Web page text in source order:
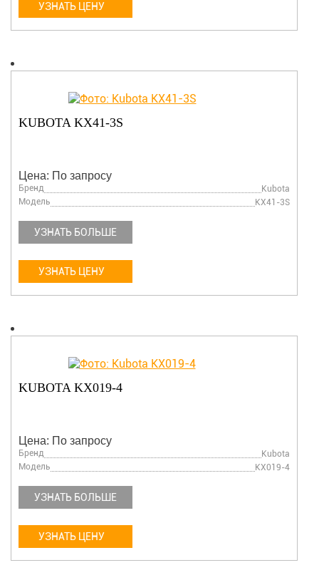
УЗНАТЬ ЦЕНУ
KUBOTA KX41-3S
Цена: По запросу
Бренд
Kubota
Модель
KX41-3S
УЗНАТЬ БОЛЬШЕ
УЗНАТЬ ЦЕНУ
KUBOTA KX019-4
Цена: По запросу
Бренд
Kubota
Модель
KX019-4
УЗНАТЬ БОЛЬШЕ
УЗНАТЬ ЦЕНУ